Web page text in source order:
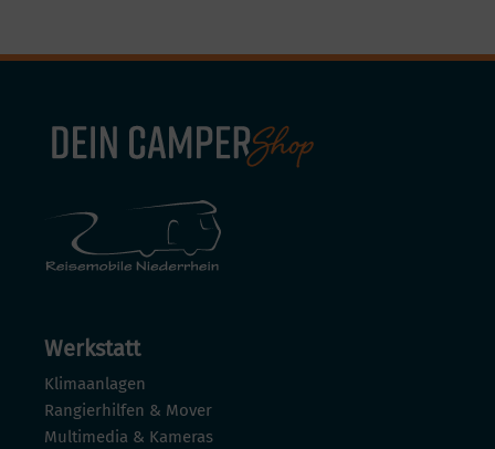
Werkstatt
Klimaanlagen
Rangierhilfen & Mover
Multimedia & Kameras